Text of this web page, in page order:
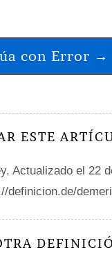
con Error →
ESTE
Actualizado el 22
definicion.de/